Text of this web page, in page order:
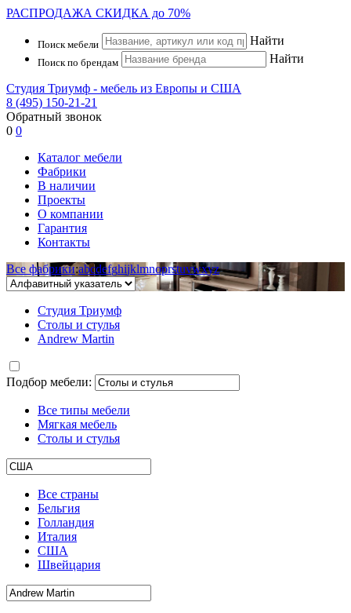
РАСПРОДАЖА СКИДКА до 70%
Поиск мебели Найти
Поиск по брендам Найти
Студия Триумф - мебель из Европы и США
8 (495) 150-21-21
Обратный звонок
0 0
Каталог мебели
Фабрики
В наличии
Проекты
О компании
Гарантия
Контакты
Все фабрики:abcdefghijklmnoprstuvwxyz
Студия Триумф
Столы и стулья
Andrew Martin
Подбор мебели:
Все типы мебели
Мягкая мебель
Столы и стулья
Все страны
Бельгия
Голландия
Италия
США
Швейцария